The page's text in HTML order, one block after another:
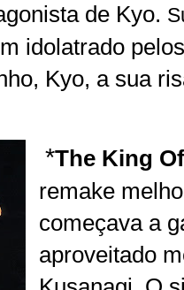
de Kyo.
idolatrado
Kyo, a sua
*The King
remake
começava a
aproveitado